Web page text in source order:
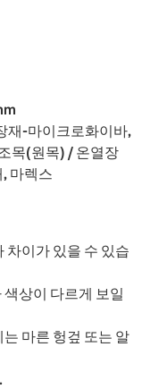
재-마이크로화이바,
목(원목) / 온열장
마렉스
차이가 있을 수 있습
상이 다르게 보일
마른 헝겊 또는 알